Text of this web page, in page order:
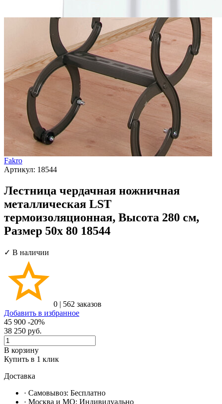
Fakro
Артикул: 18544
Лестница чердачная ножничная
металлическая LST
термоизоляционная, Высота 280 см,
Размер 50х 80 18544
✓ В наличии
0 | 562 заказов
Добавить в избранное
45 900 -20%
38 250 руб.
В корзину
Купить в 1 клик
Доставка
· Самовывоз: Бесплатно
· Москвa и МО: Индивидуально